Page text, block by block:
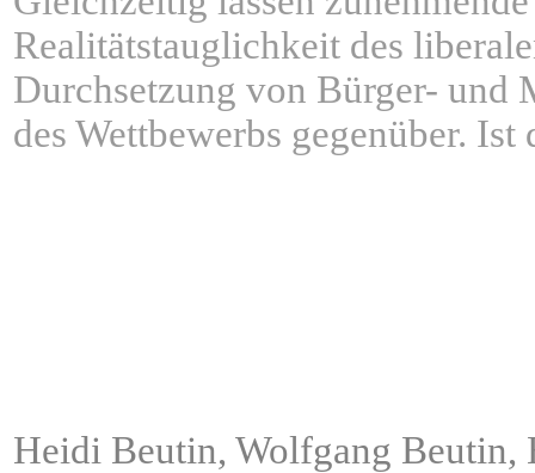
Realitätstauglichkeit des
Durchsetzung von Bürger- und
des Wettbewerbs gegenüber.
Heidi Beutin, Wolfgang Beutin,